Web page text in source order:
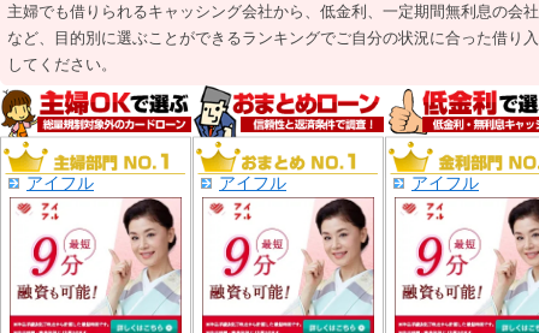
主婦でも借りられるキャッシング会社から、低金利、一定期間無利息の会
など、目的別に選ぶことができるランキングでご自分の状況に合った借り
してください。
アイフル アイフル アイフル